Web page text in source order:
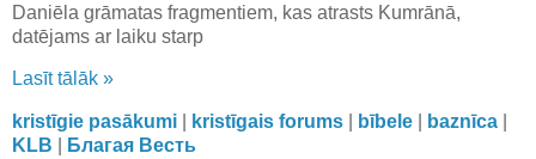
Daniēla grāmatas fragmentiem, kas atrasts Kumrānā,
datējams ar laiku starp
Lasīt tālāk »
kristīgie pasākumi kristīgais forums bībele baznīca
KLB
Благая Весть